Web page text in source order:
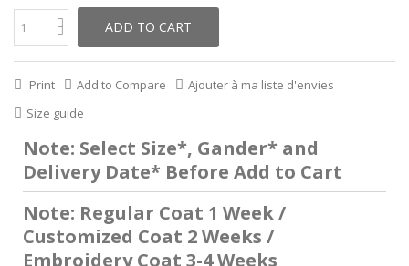
ADD TO CART
Print Add to Compare
Ajouter à ma liste d'envies
Size guide
Note: Select Size*, Gander* and
Delivery Date* Before Add to Cart
Note: Regular Coat 1 Week /
Customized Coat 2 Weeks /
Embroidery Coat 3-4 Weeks